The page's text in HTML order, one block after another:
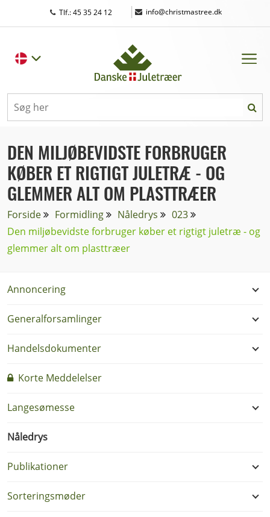
Tlf.: 45 35 24 12 | info@christmastree.dk
DEN MILJØBEVIDSTE FORBRUGER
KØBER ET RIGTIGT JULETRÆ - OG
GLEMMER ALT OM PLASTTRÆER
Forside Formidling Nåledrys
023
Den miljøbevidste forbruger køber et rigtigt juletræ - og
glemmer alt om plasttræer
Annoncering
Generalforsamlinger
Handelsdokumenter
Korte Meddelelser
Langesømesse
Nåledrys
Publikationer
Sorteringsmøder